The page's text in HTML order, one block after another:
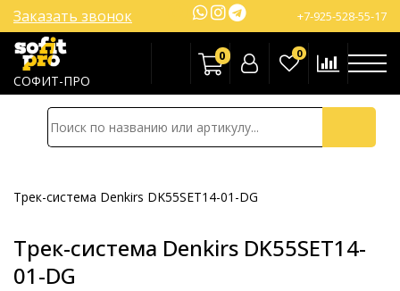
СОФИТ-ПРО
+7-925-528-55-17
Заказать звонок
0 0
Трек-система Denkirs DK55SET14-01-DG
Трек-система Denkirs DK55SET14-
01-DG